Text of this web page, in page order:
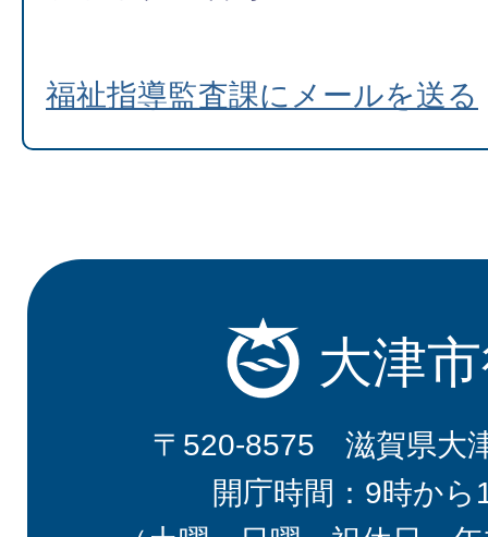
福祉指導監査課にメールを送る
大津
〒520-8575 滋賀県大
開庁時間：9時から